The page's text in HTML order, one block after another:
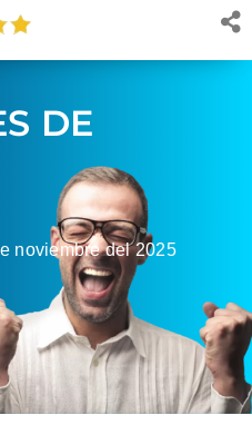
DE
noviembre del 2025